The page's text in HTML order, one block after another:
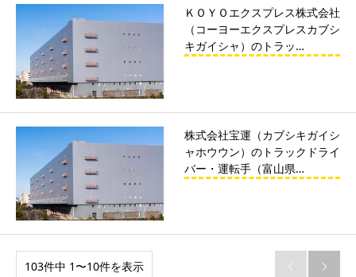
ＫＯＹＯエクスプレス株式会社
（コーヨーエクスプレスカブシ
キガイシャ）のトラッ…
株式会社宝運（カブシキガイシ
ャホウウン）のトラックドライ
バー・運転手（富山県…
103件中 1〜10件を表示  